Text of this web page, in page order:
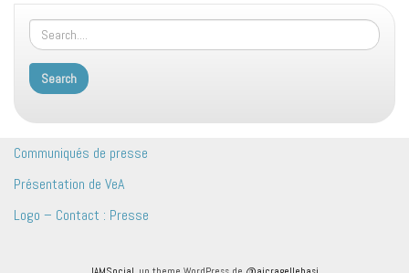
Communiqués de presse
Présentation de VeA
Logo – Contact : Presse